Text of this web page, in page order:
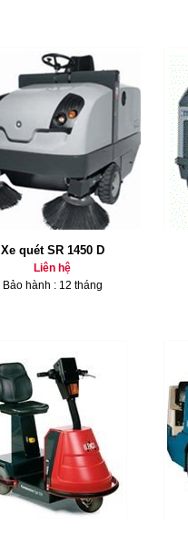
Xe quét SR 1450 D
Liên hệ
Bảo hành : 12 tháng